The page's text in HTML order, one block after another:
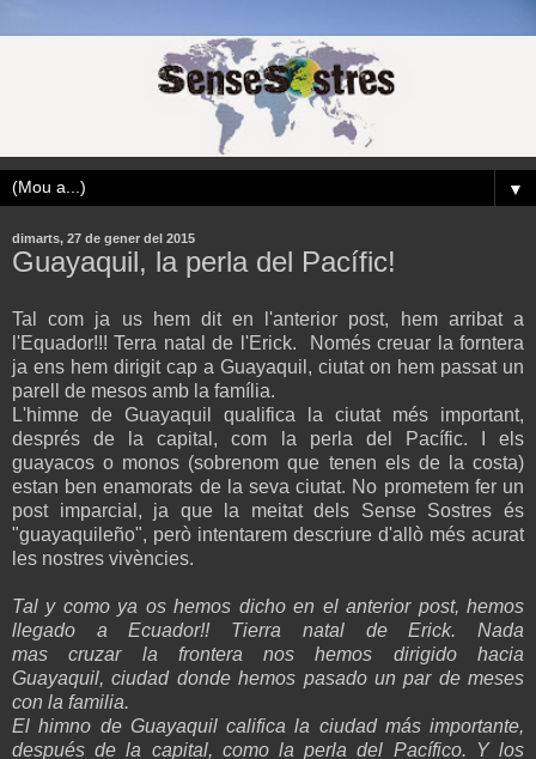
▼
dimarts, 27 de gener del 2015
Guayaquil, la perla del Pacífic!
Tal com ja us hem dit en l'anterior post, hem arribat a
l'Equador!!! Terra natal de l'Erick. Només creuar la forntera
ja ens hem dirigit cap a Guayaquil, ciutat on hem passat un
parell de mesos amb la família.
L'himne de Guayaquil qualifica la ciutat més important,
després de la capital, com la perla del Pacífic. I els
guayacos o monos (sobrenom que tenen els de la costa)
estan ben enamorats de la seva ciutat. No prometem fer un
post imparcial, ja que la meitat dels Sense Sostres és
"guayaquileño", però intentarem descriure d'allò més acurat
les nostres vivències.
Tal y como ya os hemos dicho en el anterior post, hemos
llegado a Ecuador!! Tierra natal de Erick. Nada
mas cruzar la frontera nos hemos dirigido hacia
Guayaquil, ciudad donde hemos pasado un par de meses
con la familia.
El himno de Guayaquil califica la ciudad más importante,
después de la capital, como la perla del Pacífico. Y los